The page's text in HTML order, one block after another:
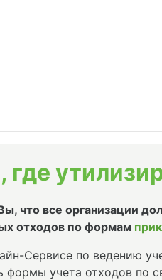
что все организации
отходов по формам
Сервисе по ведению
формы учета отходов по